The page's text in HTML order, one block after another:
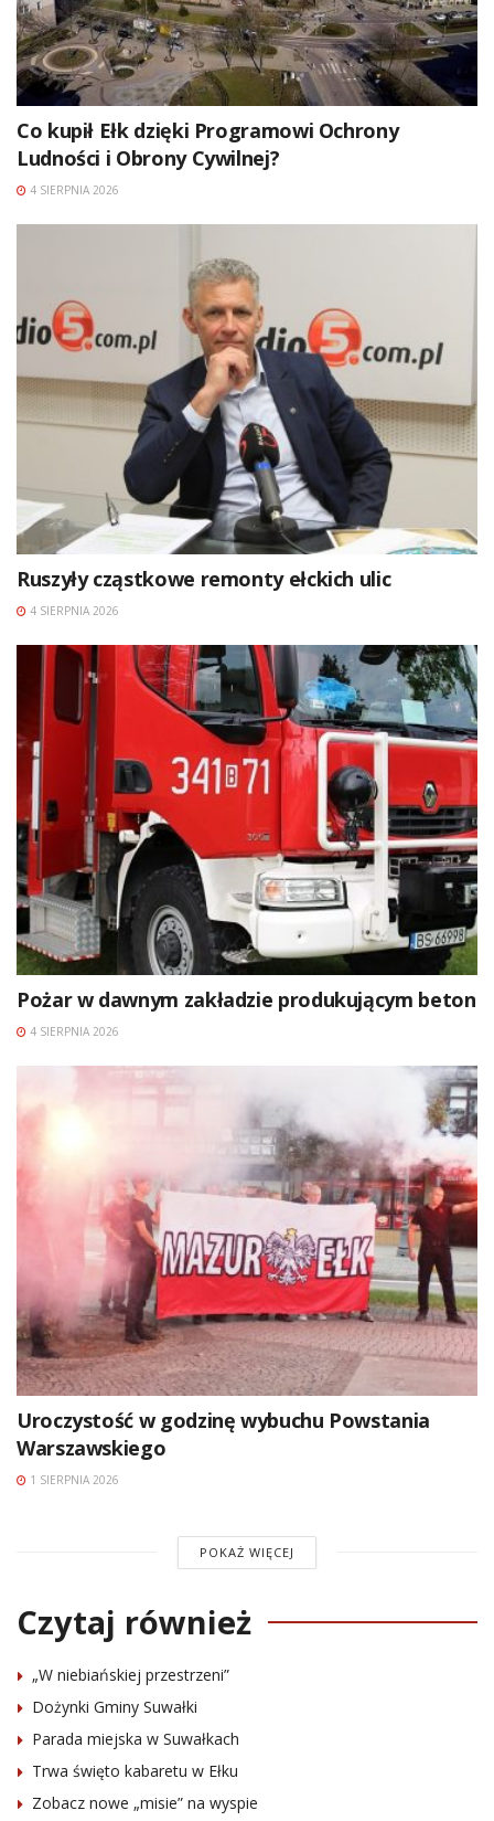
Co kupił Ełk dzięki Programowi Ochrony
Ludności i Obrony Cywilnej?
4 SIERPNIA 2026
Ruszyły cząstkowe remonty ełckich ulic
4 SIERPNIA 2026
Pożar w dawnym zakładzie produkującym beton
4 SIERPNIA 2026
Uroczystość w godzinę wybuchu Powstania
Warszawskiego
1 SIERPNIA 2026
POKAŻ WIĘCEJ
Czytaj również
„W niebiańskiej przestrzeni”
Dożynki Gminy Suwałki
Parada miejska w Suwałkach
Trwa święto kabaretu w Ełku
Zobacz nowe „misie” na wyspie